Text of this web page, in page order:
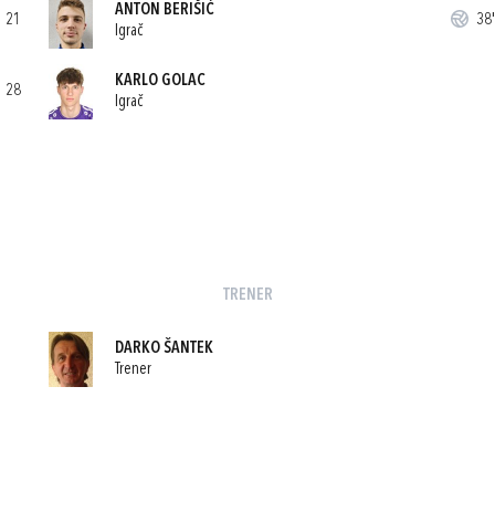
21
ANTON BERIŠIĆ
Igrač
38'
28
KARLO GOLAC
Igrač
TRENER
DARKO ŠANTEK
Trener